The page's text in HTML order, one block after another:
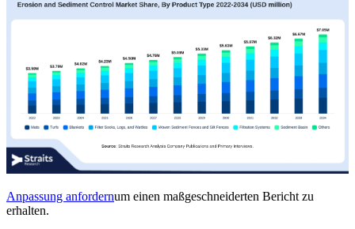
Anpassung anfordernum einen maßgeschneiderten Bericht zu
erhalten.